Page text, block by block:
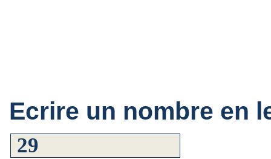
Ecrire un nombre en